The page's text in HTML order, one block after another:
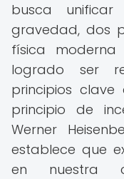
busca
gravedad, dos
física
logrado ser
principios
principio de
Werner
establece que
en nuestra